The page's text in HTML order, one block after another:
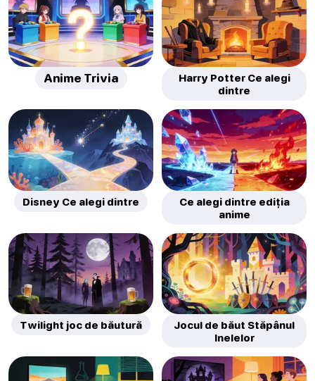
Anime Trivia
Harry Potter Ce alegi
dintre
Disney Ce alegi dintre
Ce alegi dintre ediția
anime
Twilight joc de băutură
Jocul de băut Stăpânul
Inelelor